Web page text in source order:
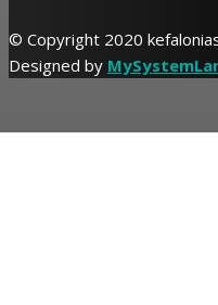
© Copyright 2020
Designed by